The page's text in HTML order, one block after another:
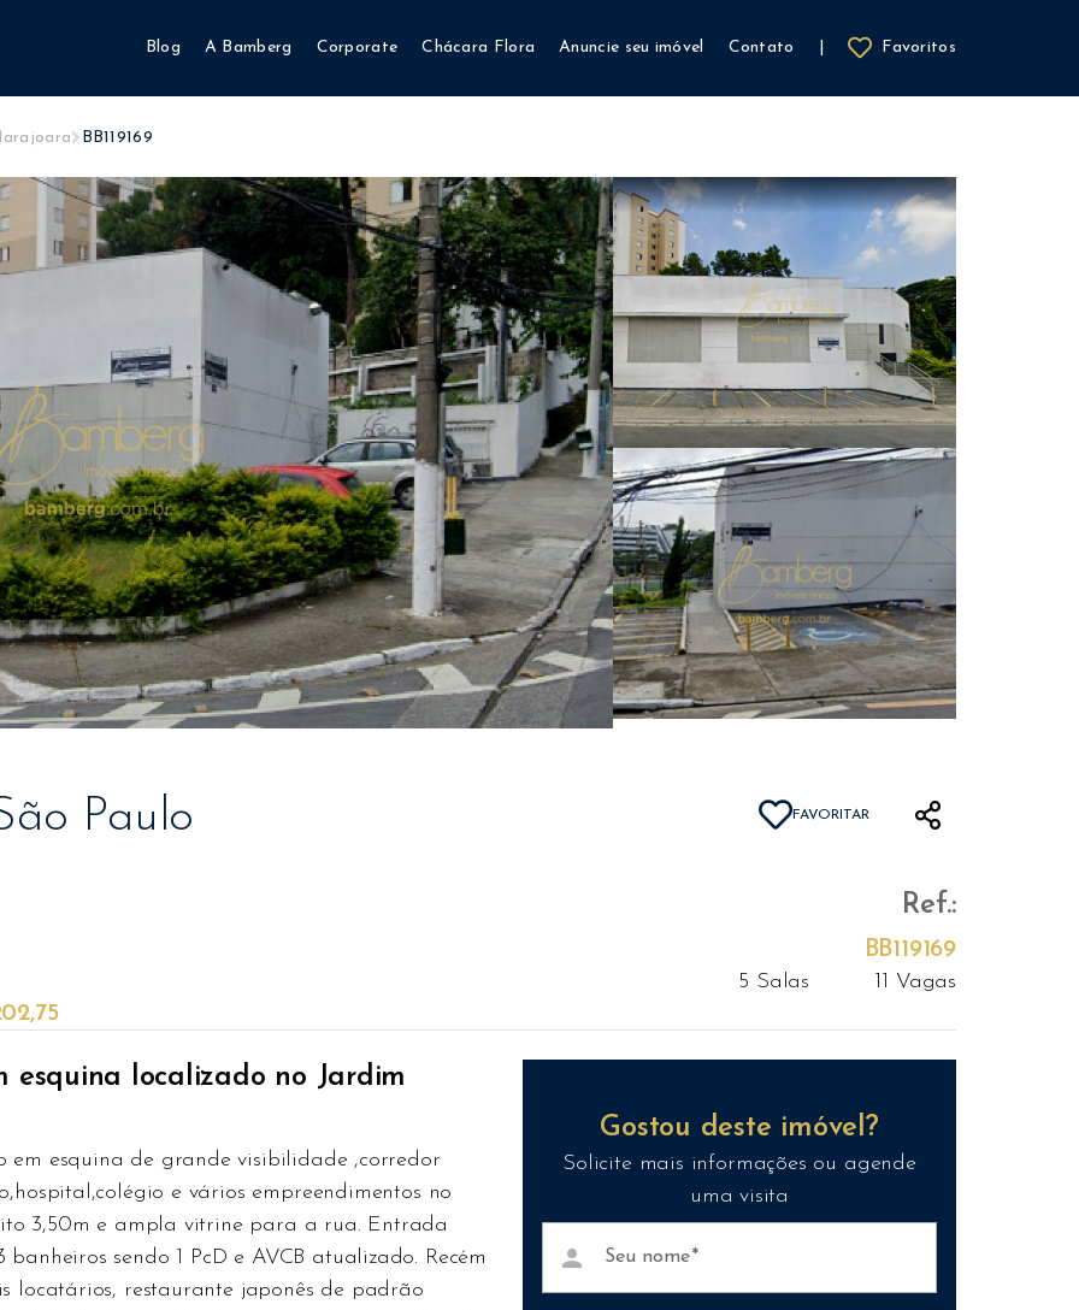
Blog A Bamberg Corporate Chácara Flora Anuncie seu imóvel Contato Favoritos
BB119169
Paulo FAVORITAR
Ref.:
BB119169
5 Salas 11 Vagas
esquina localizado no Jardim
esquina de grande visibilidade ,corredor
e vários empreendimentos no
3,50m e ampla vitrine para a rua. Entrada
sendo 1 PcD e AVCB atualizado. Recém
locatários, restaurante japonês de padrão
Gostou deste imóvel?
Solicite mais informações ou agende
uma visita
Seu nome
person